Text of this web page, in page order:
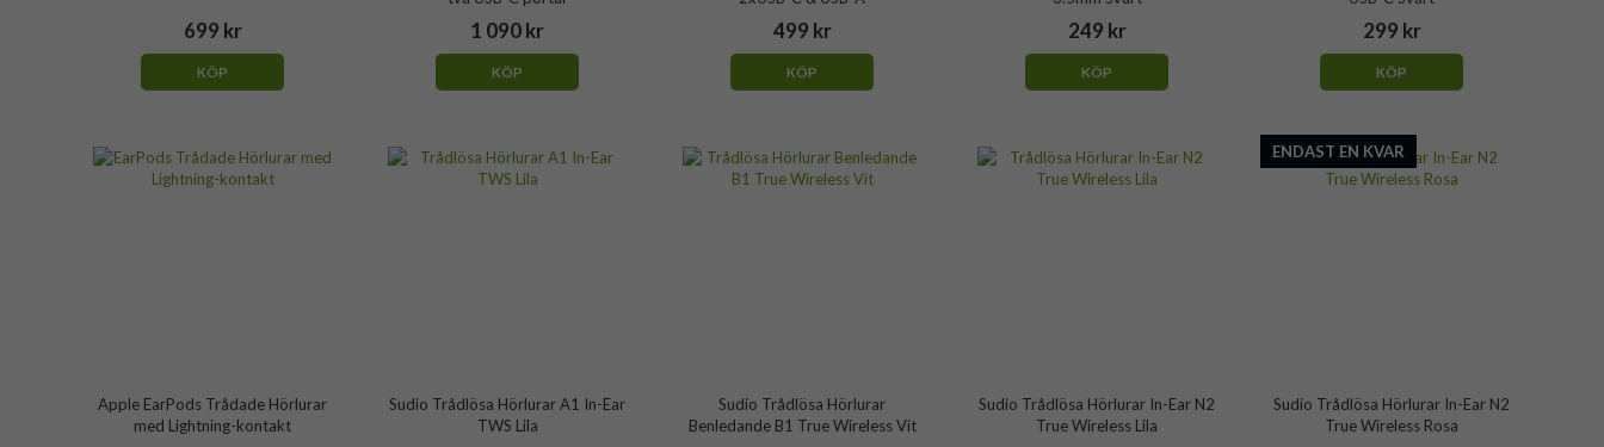
699 kr
KÖP
1 090 kr
KÖP
499 kr
KÖP
249 kr
KÖP
299 kr
KÖP
Apple EarPods Trådade Hörlurar
med Lightning-kontakt
Sudio Trådlösa Hörlurar A1 In-Ear
TWS Lila
Sudio Trådlösa Hörlurar
Benledande B1 True Wireless Vit
Sudio Trådlösa Hörlurar In-Ear N2
True Wireless Lila
ENDAST EN KVAR
Sudio Trådlösa Hörlurar In-Ear N2
True Wireless Rosa